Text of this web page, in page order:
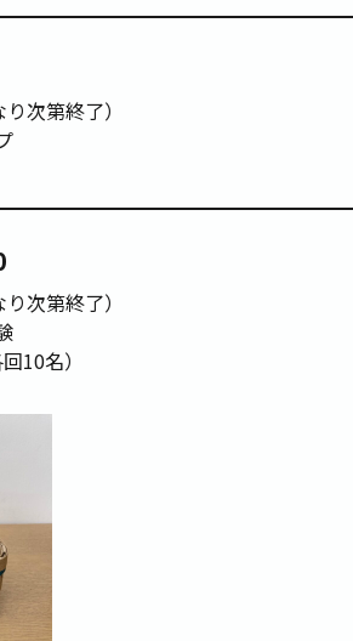
次第終了）
次第終了）
10名）